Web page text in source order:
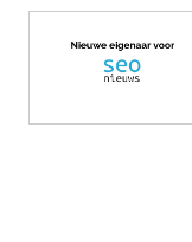
marketing